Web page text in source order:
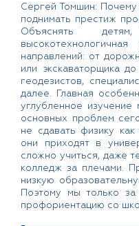
Сергей Томшин:
поднимать престиж
Объяснять
направлений: от
или экскаваторщика
геодезистов,
далее. Главная
углубленное
основных проблем
не сдавать физику
они приходят в
сложно учиться, даже
колледж за плечами.
низкую
Поэтому мы только
профориентацию со